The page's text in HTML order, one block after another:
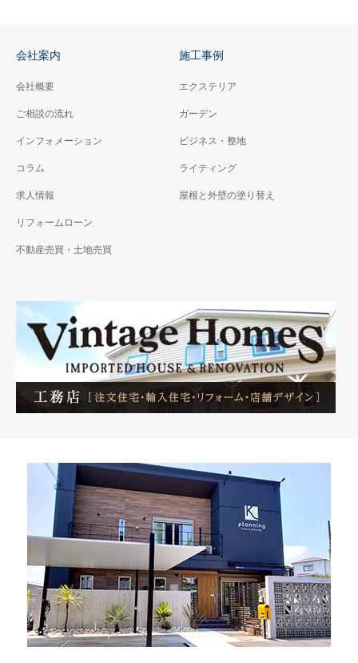
会社案内
会社概要
ご相談の流れ
インフォメーション
コラム
求人情報
リフォームローン
不動産売買・土地売買
施工事例
エクステリア
ガーデン
ビジネス・整地
ライティング
屋根と外壁の塗り替え